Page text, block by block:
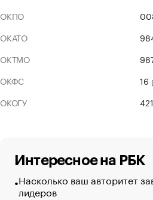
ОКПО
ОКАТО
ОКТМО
ОКФС
16
ОКОГУ
Интересное на РБК
Насколько ваш авторитет
лидеров